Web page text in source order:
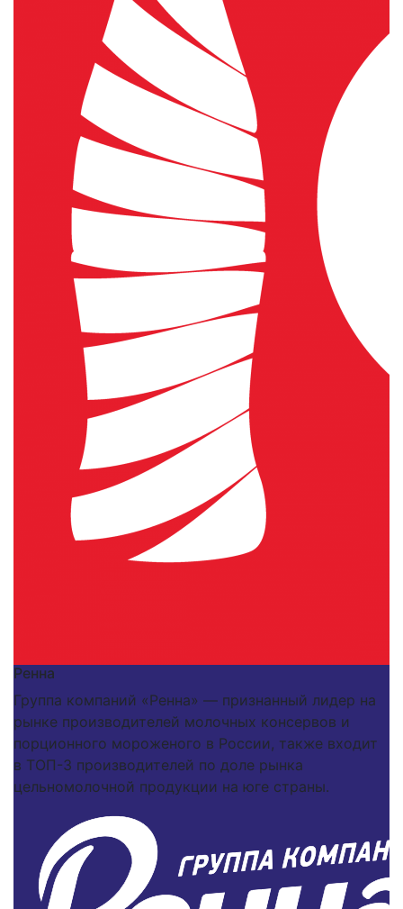
Ренна
Группа компаний «Ренна» — признанный лидер на
рынке производителей молочных консервов и
порционного мороженого в России, также входит
в ТОП-3 производителей по доле рынка
цельномолочной продукции на юге страны.